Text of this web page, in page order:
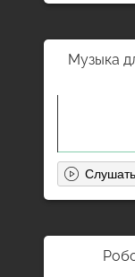
Музыка